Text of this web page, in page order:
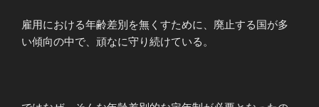
雇用における年齢差別を無くすために、廃止する国が多
い傾向の中で、頑なに守り続けている。